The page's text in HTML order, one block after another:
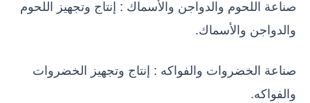
صناعة اللحوم والدواجن والأسماك : إنتاج وتجهيز اللحوم
والدواجن والأسماك.
صناعة الخضروات والفواكه : إنتاج وتجهيز الخضروات
والفواكه.